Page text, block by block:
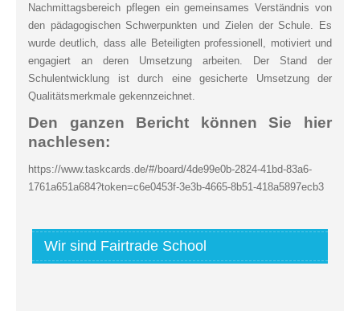
Nachmittagsbereich pflegen ein gemeinsames Verständnis von
den pädagogischen Schwerpunkten und Zielen der Schule. Es
wurde deutlich, dass alle Beteiligten professionell, motiviert und
engagiert an deren Umsetzung arbeiten. Der Stand der
Schulentwicklung ist durch eine gesicherte Umsetzung der
Qualitätsmerkmale gekennzeichnet.
Den ganzen Bericht können Sie hier
nachlesen:
https://www.taskcards.de/#/board/4de99e0b-2824-41bd-83a6-
1761a651a684?token=c6e0453f-3e3b-4665-8b51-418a5897ecb3
Wir sind Fairtrade School